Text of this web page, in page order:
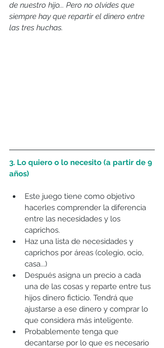
de nuestro hijo... Pero no olvides que
siempre hay que repartir el dinero entre
las tres huchas.
3. Lo quiero o lo necesito (a partir de 9
años)
Este juego tiene como objetivo
hacerles comprender la diferencia
entre las necesidades y los
caprichos.
Haz una lista de necesidades y
caprichos por áreas (colegio, ocio,
casa...)
Después asigna un precio a cada
una de las cosas y reparte entre tus
hijos dinero ficticio. Tendrá que
ajustarse a ese dinero y comprar lo
que considera más inteligente.
Probablemente tenga que
decantarse por lo que es necesario